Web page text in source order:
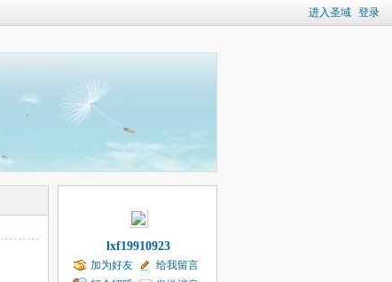
进入圣域 登录
lxf19910923
加为好友
给我留言